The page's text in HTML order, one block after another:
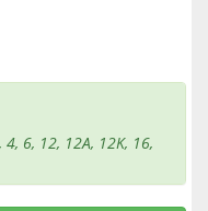
4, 6, 12, 12A, 12K, 16,